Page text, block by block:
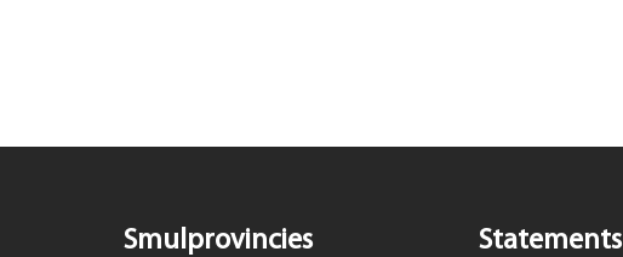
Smulprovincies Statements